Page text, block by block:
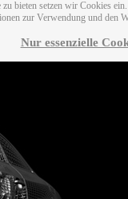
bieten setzen wir Cookies
zur Verwendung und den
Nur essenzielle